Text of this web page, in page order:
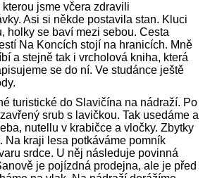
jsme včera zdravili
Asi si někde postavila stan. Kluci
holky se baví mezi sebou. Cesta
Na Koncích stojí na hranicích. Mně
a stejně tak i vrcholová kniha, která
se do ní. Ve studánce ještě
turistické do Slavičína na nádraží. Po
srub s lavičkou. Tak usedáme a
nutellu v krabičce a vločky. Zbytky
Na kraji lesa potkáváme pomník
srdce. U něj následuje povinná
je pojízdná prodejna, ale je před